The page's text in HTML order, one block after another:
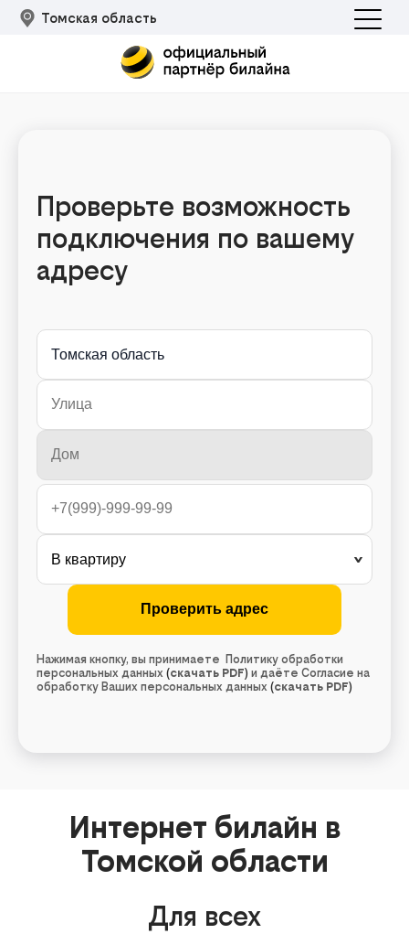
Томская область
Проверьте возможность
подключения по вашему
адресу
Томская область
Нажимая кнопку, вы принимаете Политику обработки
персональных данных (скачать PDF) и даёте Согласие на
обработку Ваших персональных данных (скачать PDF)
Интернет билайн в
Томской области
Для всех